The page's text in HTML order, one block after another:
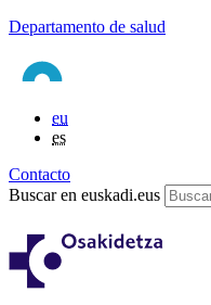
Departamento de salud
eu
es
Contacto
Buscar en euskadi.eus